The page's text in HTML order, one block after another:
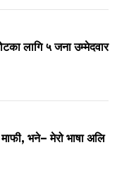
लागि ५ जना उम्मेदवार
भने– मेरो भाषा अलि